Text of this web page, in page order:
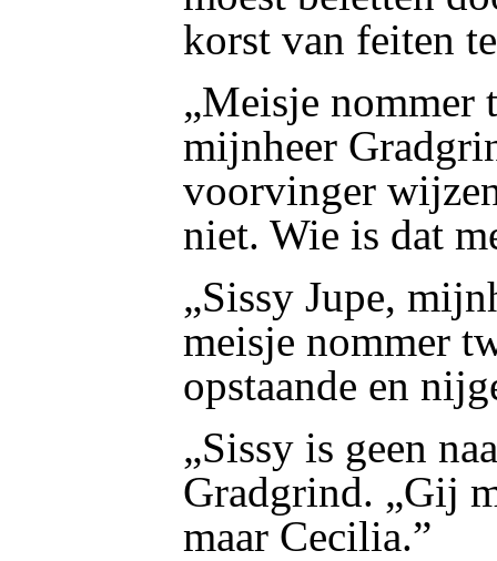
korst van feiten
„Meisje nommer
mijnheer
voorvinger
niet. Wie is dat
„Sissy Jupe,
meisje nommer
opstaande en
„Sissy is geen
Gradgrind. „Gij
maar Cecilia.”